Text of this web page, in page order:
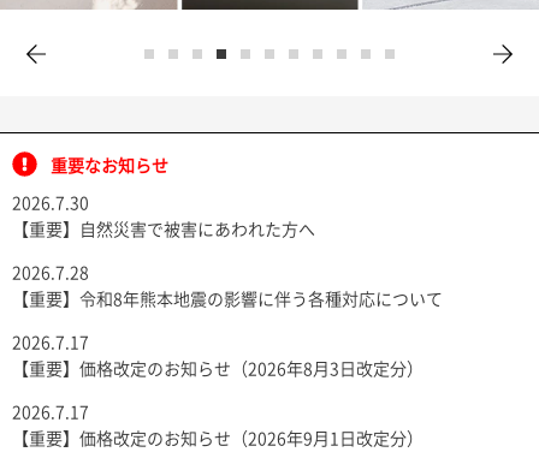
重要なお知らせ
2026.7.30
【重要】自然災害で被害にあわれた方へ
2026.7.28
【重要】令和8年熊本地震の影響に伴う各種対応について
2026.7.17
【重要】価格改定のお知らせ（2026年8月3日改定分）
2026.7.17
【重要】価格改定のお知らせ（2026年9月1日改定分）